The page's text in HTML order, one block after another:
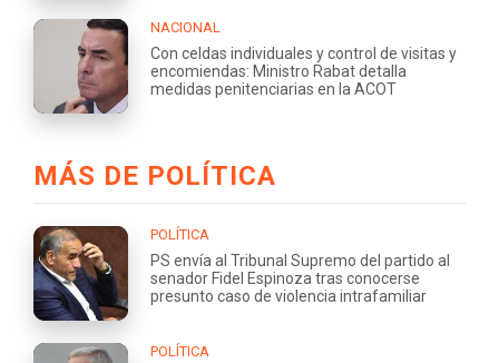
NACIONAL
Con celdas individuales y control de visitas y
encomiendas: Ministro Rabat detalla
medidas penitenciarias en la ACOT
MÁS DE POLÍTICA
POLÍTICA
PS envía al Tribunal Supremo del partido al
senador Fidel Espinoza tras conocerse
presunto caso de violencia intrafamiliar
POLÍTICA